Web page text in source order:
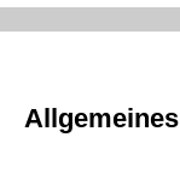
Allgemeines